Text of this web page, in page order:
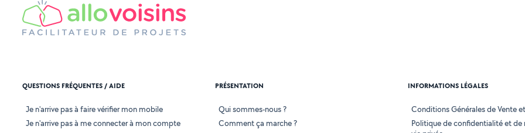
QUESTIONS FRÉQUENTES / AIDE
Je n'arrive pas à faire vérifier mon mobile
Je n'arrive pas à me connecter à mon compte
PRÉSENTATION
Qui sommes-nous ?
Comment ça marche ?
INFORMATIONS LÉGALES
Conditions Générales de Vente
Politique de confidentialité et de